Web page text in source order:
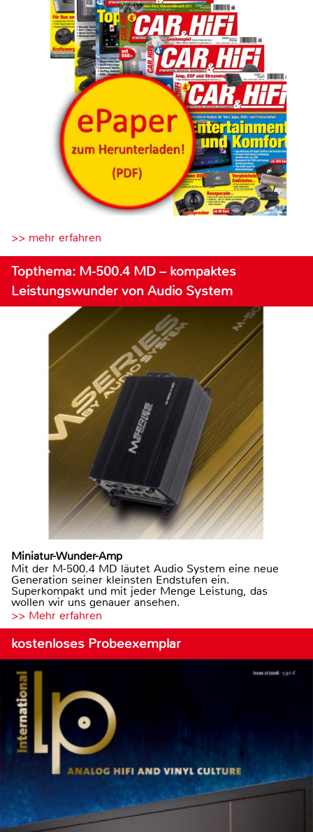
>> mehr erfahren
Topthema: M-500.4 MD – kompaktes
Leistungswunder von Audio System
Miniatur-Wunder-Amp
Mit der M-500.4 MD läutet Audio System eine neue
Generation seiner kleinsten Endstufen ein.
Superkompakt und mit jeder Menge Leistung, das
wollen wir uns genauer ansehen.
>> Mehr erfahren
kostenloses Probeexemplar